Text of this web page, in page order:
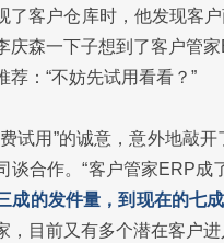
了客户仓库时，他发现客
庆森一下子想到了客户管
荐：“不妨先试用看看？”
试用”的诚意，意外地敲
谈合作。“客户管家ERP成
成的发件量，到现在的七
，目前又有多个潜在客户